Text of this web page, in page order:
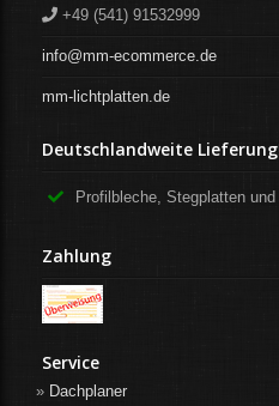
+49 (541) 91532999
info@mm-ecommerce.de
mm-lichtplatten.de
Deutschlandweite
Profilbleche, Stegplatten
Zahlung
Service
Dachplaner